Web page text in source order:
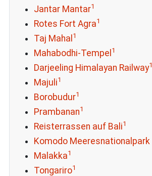
Jantar Mantar1
Rotes Fort Agra1
Taj Mahal 1
Mahabodhi-Tempel 1
Darjeeling Himalayan Railway1
Majuli1
Borobudur1
Prambanan1
Reisterrassen auf Bali1
Komodo Meeresnationalpark
Malakka1
Tongariro1